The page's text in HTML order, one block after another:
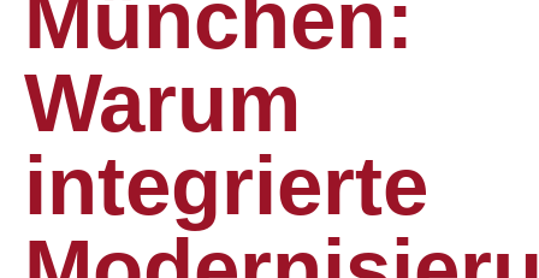
München:
Warum
integrierte